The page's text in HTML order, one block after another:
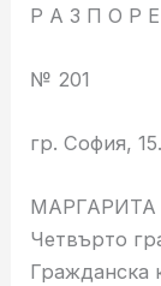
Р А З П О Р
№ 201
гр. София,
МАРГАРИТА
Четвърто
Гражданска